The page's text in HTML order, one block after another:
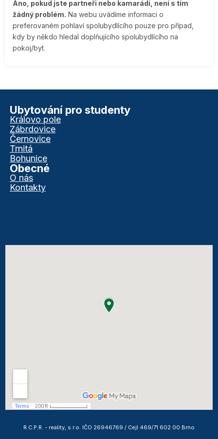
Ano, pokud jste partneři nebo kamarádi, není s tím
žádný problém. Na webu uvádíme informaci o
preferovaném pohlaví spolubydlícího pouze pro případ,
kdy by někdo hledal doplňujícího spolubydlícího na
pokoj/byt.
Ubytování pro studenty
Královo pole
Zábrdovice
Černovice
Trnitá
Bohunice
Obecné
O nás
Kontakty
R.C.P.R. - reality, s.r.o. IČO 26946769 / Cejl 469/71 602 00 Brno